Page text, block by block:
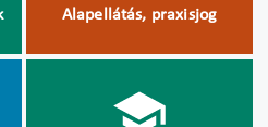
Alapellátás, praxisjog